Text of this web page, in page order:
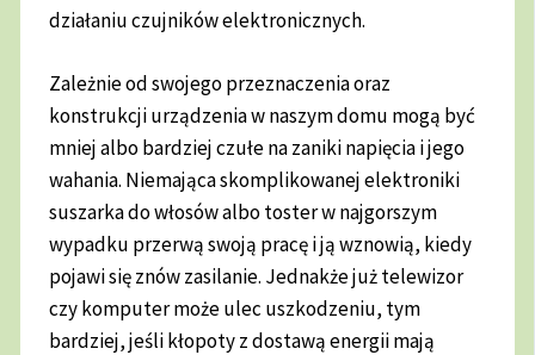
działaniu czujników elektronicznych.
Zależnie od swojego przeznaczenia oraz
konstrukcji urządzenia w naszym domu mogą być
mniej albo bardziej czułe na zaniki napięcia i jego
wahania. Niemająca skomplikowanej elektroniki
suszarka do włosów albo toster w najgorszym
wypadku przerwą swoją pracę i ją wznowią, kiedy
pojawi się znów zasilanie. Jednakże już telewizor
czy komputer może ulec uszkodzeniu, tym
bardziej, jeśli kłopoty z dostawą energii mają